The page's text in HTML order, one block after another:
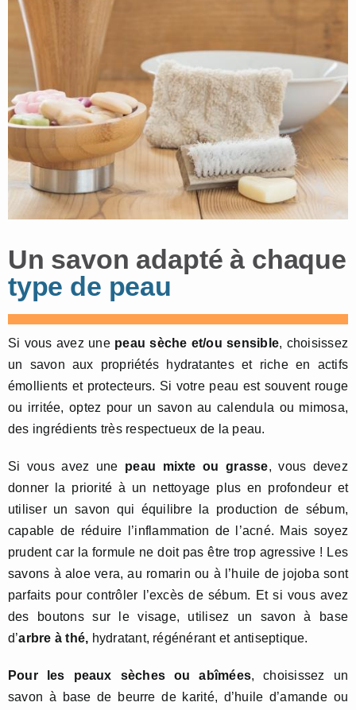
Un savon adapté à chaque
type de peau
Si vous avez une peau sèche et/ou sensible, choisissez
un savon aux propriétés hydratantes et riche en actifs
émollients et protecteurs. Si votre peau est souvent rouge
ou irritée, optez pour un savon au calendula ou mimosa,
des ingrédients très respectueux de la peau.
Si vous avez une peau mixte ou grasse, vous devez
donner la priorité à un nettoyage plus en profondeur et
utiliser un savon qui équilibre la production de sébum,
capable de réduire l’inflammation de l’acné. Mais soyez
prudent car la formule ne doit pas être trop agressive ! Les
savons à aloe vera, au romarin ou à l’huile de jojoba sont
parfaits pour contrôler l’excès de sébum. Et si vous avez
des boutons sur le visage, utilisez un savon à base
d’arbre à thé, hydratant, régénérant et antiseptique.
Pour les peaux sèches ou abîmées, choisissez un
savon à base de beurre de karité, d’huile d’amande ou